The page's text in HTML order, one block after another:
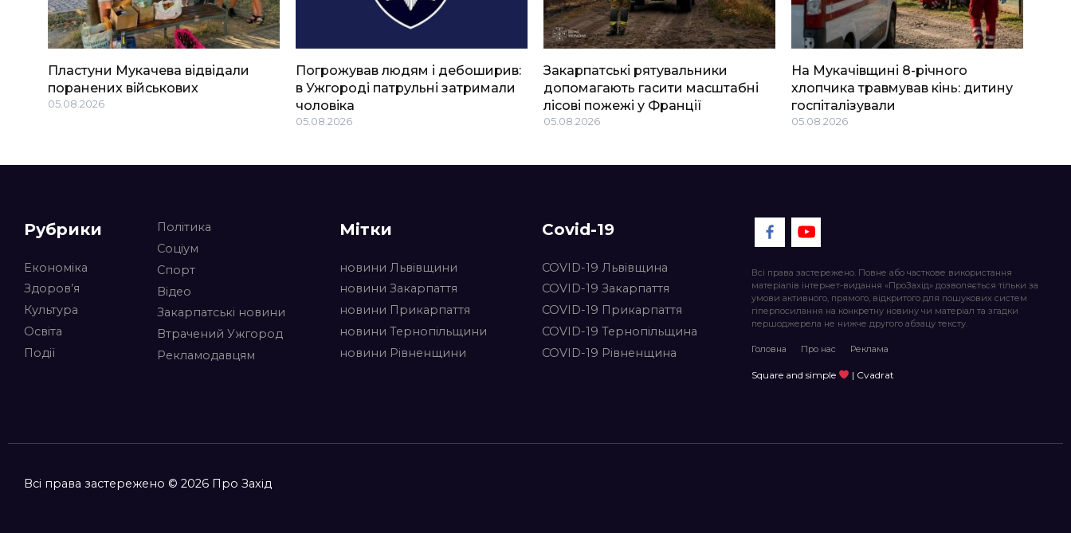
Пластуни Мукачева відвідали
поранених військових
05.08.2026
Погрожував людям і дебоширив:
в Ужгороді патрульні затримали
чоловіка
05.08.2026
Закарпатські рятувальники
допомагають гасити масштабні
лісові пожежі у Франції
05.08.2026
На Мукачівщині 8-річного
хлопчика травмував кінь: дитину
госпіталізували
05.08.2026
Рубрики
Економіка
Здоров’я
Культура
Освіта
Події
Політика
Соціум
Спорт
Відео
Закарпатські новини
Втрачений Ужгород
Рекламодавцям
Мітки
новини Львівщини
новини Закарпаття
новини Прикарпаття
новини Тернопільщини
новини Рівненщини
Covid-19
COVID-19 Львівщина
COVID-19 Закарпаття
COVID-19 Прикарпаття
COVID-19 Тернопільщина
COVID-19 Рівненщина
Всі права застережено. Повне або часткове використання
матеріалів інтернет-видання «ПроЗахід» дозволяється тільки за
умови активного, прямого, відкритого для пошукових систем
гіперпосилання на конкретну новину чи матеріал та згадки
першоджерела не нижче другого абзацу тексту.
Головна Про нас Реклама
Square and simple | Cvadrat
Всі права застережено © 2026 Про Захід